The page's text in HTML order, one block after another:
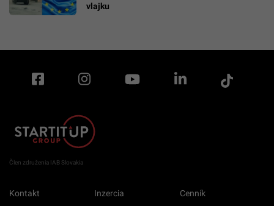
vlajku
Člen združenia IAB Slovakia
Kontakt Inzercia Cenník